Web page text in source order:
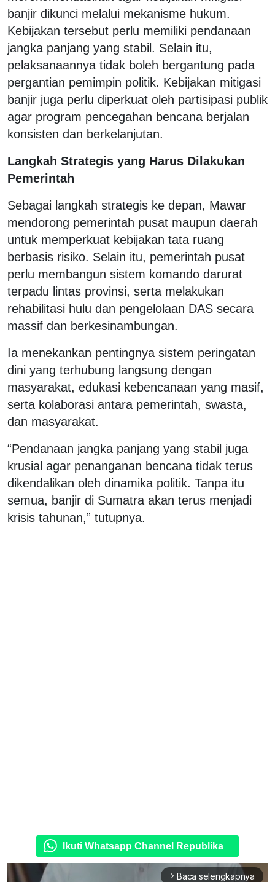
banjir dikunci melalui mekanisme hukum.
Kebijakan tersebut perlu memiliki pendanaan
jangka panjang yang stabil. Selain itu,
pelaksanaannya tidak boleh bergantung pada
pergantian pemimpin politik. Kebijakan mitigasi
banjir juga perlu diperkuat oleh partisipasi publik
agar program pencegahan bencana berjalan
konsisten dan berkelanjutan.
Langkah Strategis yang Harus Dilakukan
Pemerintah
Sebagai langkah strategis ke depan, Mawar
mendorong pemerintah pusat maupun daerah
untuk memperkuat kebijakan tata ruang
berbasis risiko. Selain itu, pemerintah pusat
perlu membangun sistem komando darurat
terpadu lintas provinsi, serta melakukan
rehabilitasi hulu dan pengelolaan DAS secara
massif dan berkesinambungan.
Ia menekankan pentingnya sistem peringatan
dini yang terhubung langsung dengan
masyarakat, edukasi kebencanaan yang masif,
serta kolaborasi antara pemerintah, swasta,
dan masyarakat.
“Pendanaan jangka panjang yang stabil juga
krusial agar penanganan bencana tidak terus
dikendalikan oleh dinamika politik. Tanpa itu
semua, banjir di Sumatra akan terus menjadi
krisis tahunan,” tutupnya.
Ikuti Whatsapp Channel Republika
arrow_forward_ios Baca selengkapnya